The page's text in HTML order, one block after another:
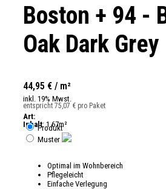
Boston + 94 -
Oak Dark Grey
44,95 € / m²
inkl. 19% Mwst.
entspricht 75,07 € pro Paket
Inhalt: 1.67m²
Art:
Produkt
Muster
Optimal im Wohnbereich
Pflegeleicht
Einfache Verlegung